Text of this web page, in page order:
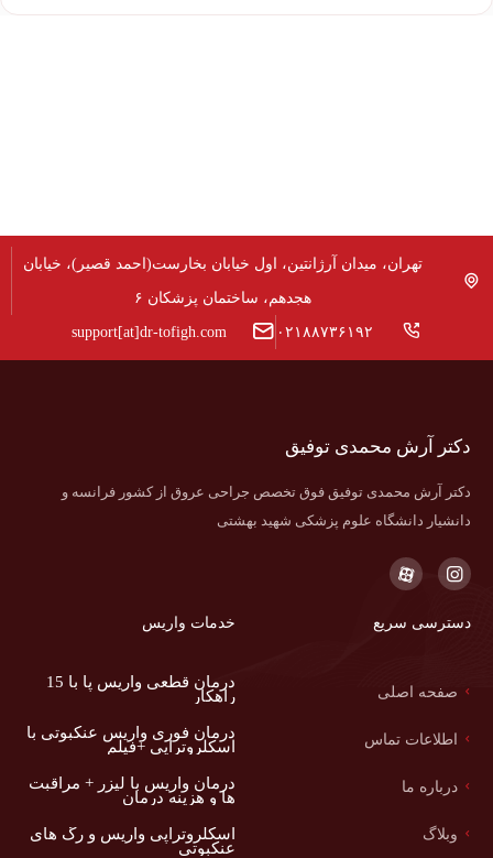
تهران، میدان آرژانتین، اول خیابان بخارست(احمد قصیر)، خیابان
هجدهم، ساختمان پزشکان ۶
۰۲۱۸۸۷۳۶۱۹۲ support[at]dr-tofigh.com
دکتر آرش محمدی توفیق
دکتر آرش محمدی توفیق فوق تخصص جراحی عروق از کشور فرانسه و
دانشیار دانشگاه علوم پزشکی شهید بهشتی
دسترسی سریع
صفحه اصلی
اطلاعات تماس
درباره ما
وبلاگ
خدمات واریس
درمان قطعی واریس پا با 15
راهکار
درمان فوری واریس عنکبوتی با
اسکلروتراپی +فیلم
درمان واریس با لیزر + مراقبت
ها و هزینه درمان
اسکلروتراپی واریس و رگ های
عنکبوتی